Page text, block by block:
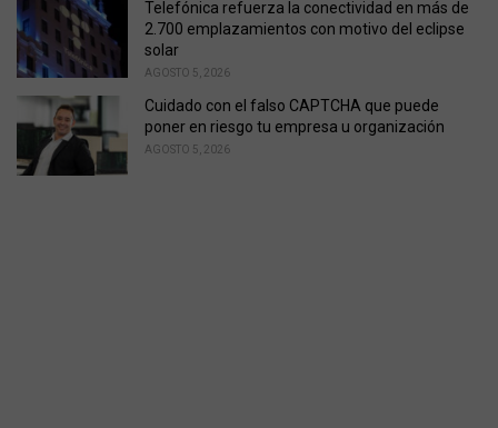
Telefónica refuerza la conectividad en más de
2.700 emplazamientos con motivo del eclipse
solar
AGOSTO 5, 2026
Cuidado con el falso CAPTCHA que puede
poner en riesgo tu empresa u organización
AGOSTO 5, 2026